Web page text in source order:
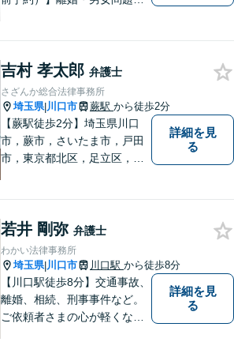
い、納得いただける解決を目
指します。
吉村 孝太郎 弁護士
さざんか総合法律事務所
埼玉県|川口市 蕨駅 から徒歩2分
【蕨駅徒歩2分】埼玉県川口
市，蕨市，さいたま市，戸田
市，東京都北区，足立区，板
す。親身な対応には定評がご
ざいます。【FP２級】【宅
建】
詳細を見
る
若井 剛弥 弁護士
わかい法律事務所
埼玉県|川口市 川口駅 から徒歩8分
【川口駅徒歩8分】交通事故、
離婚、相続、刑事事件など。
ご依頼者さまの心が軽くなる
詳細を見
る